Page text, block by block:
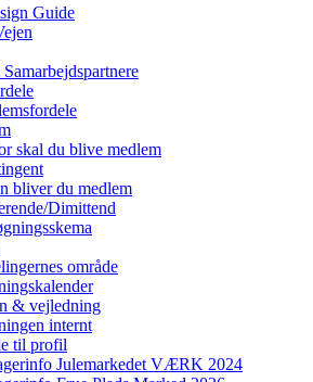
Guide
skal du blive medlem
bliver du medlem
Dimittend
område
& vejledning
internt
til profil
Julemarkedet VÆRK 2024